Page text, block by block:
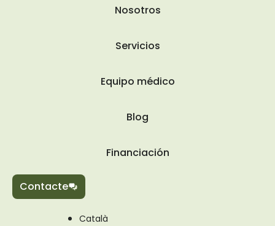
Nosotros
Servicios
Equipo médico
Blog
Financiación
Contacte
Català